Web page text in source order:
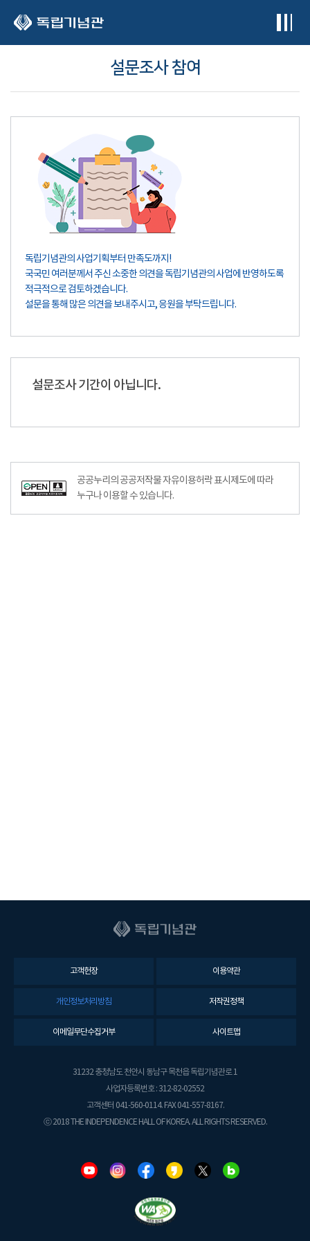
설문조사 참여
독립기념관의 사업기획부터 만족도까지!
국국민 여러분께서 주신 소중한 의견을 독립기념관의 사업에 반영하도록
적극적으로 검토하겠습니다.
설문을 통해 많은 의견을 보내주시고, 응원을 부탁드립니다.
설문조사 기간이 아닙니다.
공공누리의 공공저작물 자유이용허락 표시제도에 따라
누구나 이용할 수 있습니다.
고객헌장 이용약관
개인정보처리방침 저작권정책
이메일무단수집거부 사이트맵
31232 충청남도 천안시 동남구 목천읍 독립기념관로 1
사업자등록번호 : 312-82-02552
고객센터 041-560-0114. FAX 041-557-8167.
ⓒ 2018 THE INDEPENDENCE HALL OF KOREA. ALL RIGHTS RESERVED.